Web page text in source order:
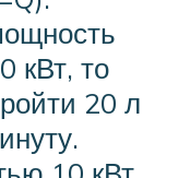
кВт, то
20 л